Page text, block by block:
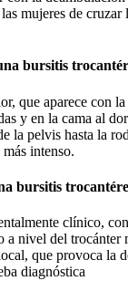
mujeres de cruzar
bursitis
que aparece con
y en la cama al
la pelvis hasta la
intenso.
bursitis
clínico,
a nivel del trocánter
que provoca la
diagnóstica